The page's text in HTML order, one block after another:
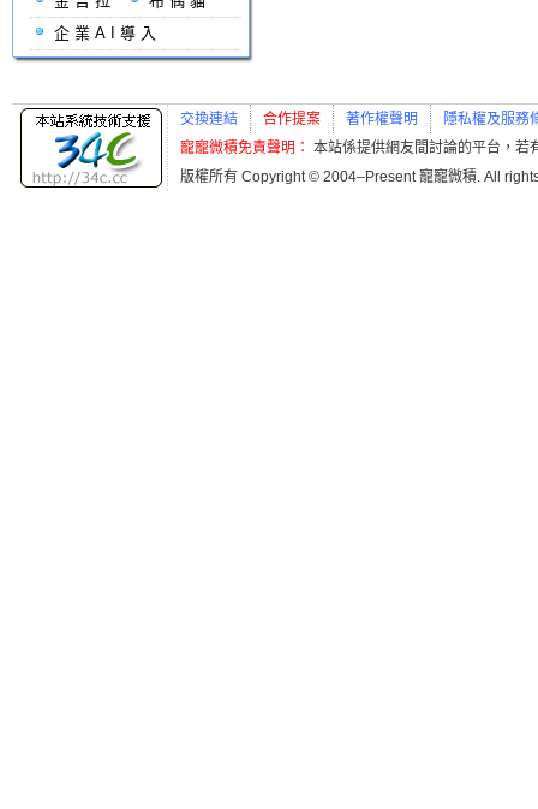
企業AI導入
交換連結 合作提案 著作權聲明
隱私權及服務
寵寵微積免責聲明： 本站係提供網友間討論的平台，若
版權所有 Copyright © 2004–Present 寵寵微積. All